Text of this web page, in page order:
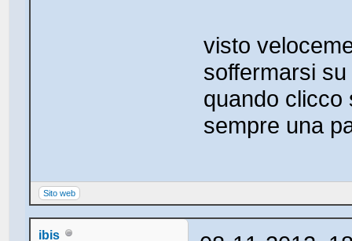
visto
soffermarsi
quando clicco
sempre una
Sito web
ibis